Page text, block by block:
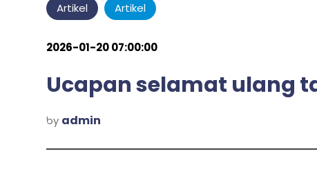
Artikel Artikel
2026-01-20 07:00:00
Ucapan selamat ulang
by admin